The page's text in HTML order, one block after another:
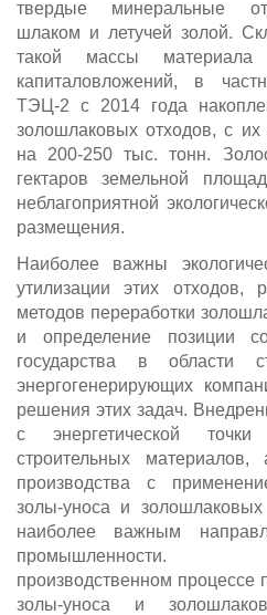
твердые минеральные
шлаком и летучей золой.
такой массы материала
капиталовложений, в
ТЭЦ-2 с 2014 года
золошлаковых отходов, с
на 200-250 тыс. тонн.
гектаров земельной
неблагоприятной
размещения.
Наиболее важны
утилизации этих отходов,
методов переработки
и определение позиции
государства в области
энергогенерирующих
решения этих задач.
с энергетической
строительных
производства с
золы-уноса и
наиболее важным
промышленности.
производственном процессе
золы-уноса и